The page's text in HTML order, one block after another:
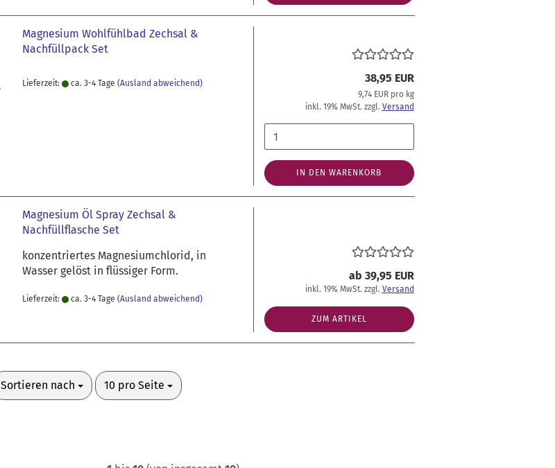
Magnesium Wohlfühlbad Zechsal &
Nachfüllpack Set
Lieferzeit: ca. 3-4 Tage (Ausland abweichend) 38,95 EUR
9,74 EUR pro kg
inkl. 19% MwSt. zzgl. Versand
IN DEN WARENKORB
Magnesium Öl Spray Zechsal &
Nachfüllflasche Set
konzentriertes Magnesiumchlorid, in
Wasser gelöst in flüssiger Form.
Lieferzeit: ca. 3-4 Tage (Ausland abweichend)
ab 39,95 EUR
inkl. 19% MwSt. zzgl. Versand
ZUM ARTIKEL
Sortieren nach
Sortieren nach 10 pro Seite
pro Seite